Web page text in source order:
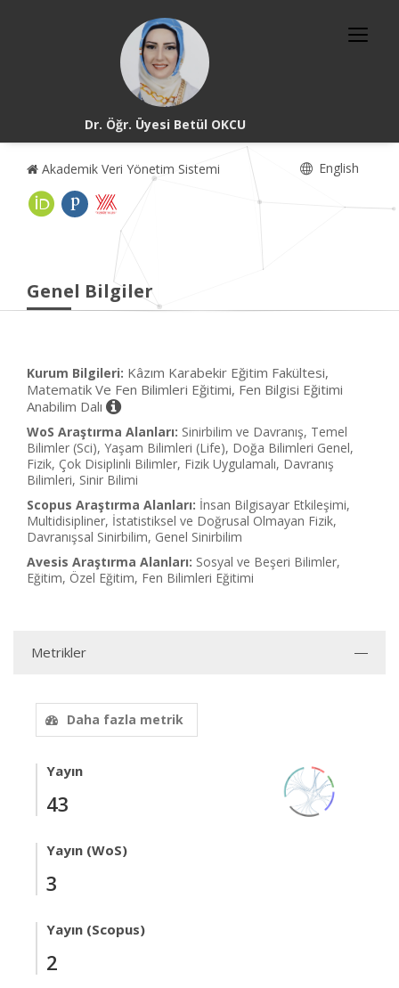
Dr. Öğr. Üyesi Betül OKCU
Akademik Veri Yönetim Sistemi English
Genel Bilgiler
Kurum Bilgileri: Kâzım Karabekir Eğitim Fakültesi,
Matematik Ve Fen Bilimleri Eğitimi, Fen Bilgisi Eğitimi
Anabilim Dalı
WoS Araştırma Alanları: Sinirbilim ve Davranış, Temel
Bilimler (Sci), Yaşam Bilimleri (Life), Doğa Bilimleri Genel,
Fizik, Çok Disiplinli Bilimler, Fizik Uygulamalı, Davranış
Bilimleri, Sinir Bilimi
Scopus Araştırma Alanları: İnsan Bilgisayar Etkileşimi,
Multidisipliner, İstatistiksel ve Doğrusal Olmayan Fizik,
Davranışsal Sinirbilim, Genel Sinirbilim
Avesis Araştırma Alanları: Sosyal ve Beşeri Bilimler,
Eğitim, Özel Eğitim, Fen Bilimleri Eğitimi
Metrikler
Daha fazla metrik
Yayın
43
Yayın (WoS)
3
Yayın (Scopus)
2